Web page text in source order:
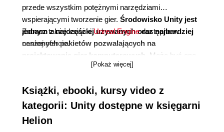
przede wszystkim potężnymi narzędziami
wspierającymi tworzenie gier. Środowisko Unity jest
jednym z najczęściej używanych oraz najbardziej
cenionych pakietów pozwalających na
projektowanie gier komputerowych
. Może być ono
wykorzystywane przez szerokie spektrum
na dużych firmach; pozwala tworzyć gry oraz
interaktywne aplikacje dla przeglądarek internetowych,
komputerów stacjonarnych, urządzeń przenośnych
Zobacz także książkiUnreal Enginedostępne w
naszej ofercie.
[Pokaż więcej]
Książki, ebooki, kursy video z
kategorii: Unity dostępne w księgarni
Helion